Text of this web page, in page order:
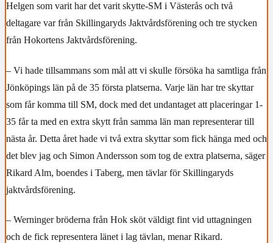
Helgen som varit har det varit skytte-SM i Västerås och två
deltagare var från Skillingaryds Jaktvårdsförening och tre stycken
från Hokortens Jaktvårdsförening.
– Vi hade tillsammans som mål att vi skulle försöka ha samtliga från
Jönköpings län på de 35 första platserna. Varje län har tre skyttar
som får komma till SM, dock med det undantaget att placeringar 1-
35 får ta med en extra skytt från samma län man representerar till
nästa år. Detta året hade vi två extra skyttar som fick hänga med och
det blev jag och Simon Andersson som tog de extra platserna, säger
Rikard Alm, boendes i Taberg, men tävlar för Skillingaryds
jaktvårdsförening.
– Werninger bröderna från Hok sköt väldigt fint vid uttagningen
och de fick representera länet i lag tävlan, menar Rikard.